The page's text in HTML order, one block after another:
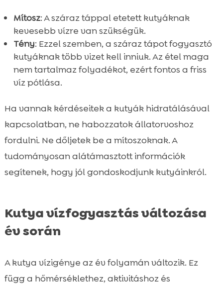
Mítosz: A száraz táppal etetett kutyáknak
kevesebb vízre van szükségük.
Tény: Ezzel szemben, a száraz tápot fogyasztó
kutyáknak több vizet kell inniuk. Az étel maga
nem tartalmaz folyadékot, ezért fontos a friss
víz pótlása.
Ha vannak kérdéseitek a kutyák hidratálásával
kapcsolatban, ne habozzatok állatorvoshoz
fordulni. Ne dőljetek be a mítoszoknak. A
tudományosan alátámasztott információk
segítenek, hogy jól gondoskodjunk kutyáinkról.
Kutya vízfogyasztás változása
év során
A kutya vízigénye az év folyamán változik. Ez
függ a hőmérséklethez, aktivitáshoz és